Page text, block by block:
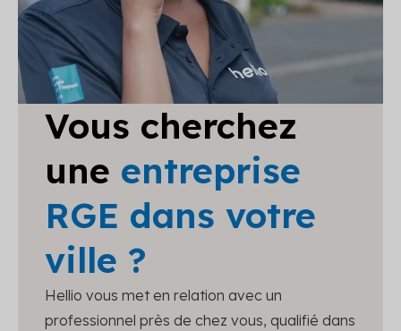
Vous cherchez
une entreprise
RGE dans votre
ville ?
Hellio vous met en relation avec un
professionnel près de chez vous, qualifié dans